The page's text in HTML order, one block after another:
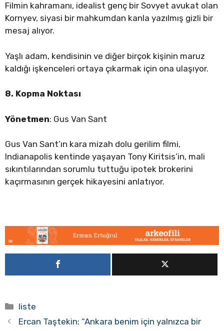
Filmin kahramanı, idealist genç bir Sovyet avukat olan
Kornyev, siyasi bir mahkumdan kanla yazılmış gizli bir
mesaj alıyor.
Yaşlı adam, kendisinin ve diğer birçok kişinin maruz
kaldığı işkenceleri ortaya çıkarmak için ona ulaşıyor.
8. Kopma Noktası
Yönetmen: Gus Van Sant
Gus Van Sant’ın kara mizah dolu gerilim filmi,
Indianapolis kentinde yaşayan Tony Kiritsis’in, mali
sıkıntılarından sorumlu tuttuğu ipotek brokerini
kaçırmasının gerçek hikayesini anlatıyor.
Kategoriler
liste
Ercan Taştekin: “Ankara benim için yalnızca bir